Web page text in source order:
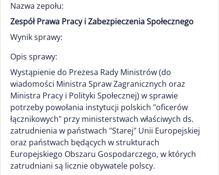
Nazwa zepołu:
Zespół Prawa Pracy i Zabezpieczenia Społecznego
Wynik sprawy:
Opis sprawy:
Wystąpienie do Prezesa Rady Ministrów (do
wiadomości Ministra Spraw Zagranicznych oraz
Ministra Pracy i Polityki Społecznej) w sprawie
potrzeby powołania instytucji polskich "oficerów
łącznikowych" przy ministerstwach właściwych ds.
zatrudnienia w państwach "Starej" Unii Europejskiej
oraz państwach będących w strukturach
Europejskiego Obszaru Gospodarczego, w których
zatrudniani są licznie obywatele polscy.